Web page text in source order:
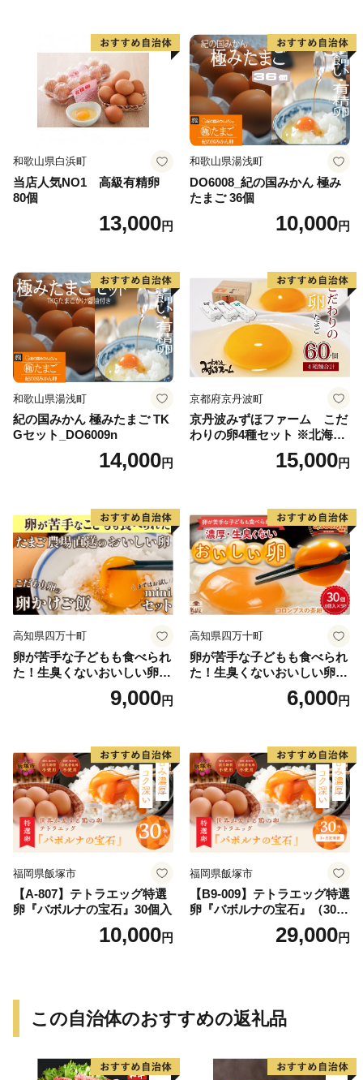
和歌山県白浜町
当店人気NO1 高級有精卵
80個
13,000円
和歌山県湯浅町
DO6008_紀の国みかん 極み
たまご 36個
10,000円
和歌山県湯浅町
紀の国みかん 極みたまご TK
Gセット_DO6009n
14,000円
京都府京丹波町
京丹波みずほファーム こだ
わりの卵4種セット ※北海
道・沖縄・その他離島は配送
15,000円
高知県四万十町
卵が苦手な子どもも食べられ
た！生臭くないおいしい卵を
味わう卵かけご飯ミニセット
(卵6個×2P、お米2合×1P、醤
9,000円
高知県四万十町
卵が苦手な子どもも食べられ
た！生臭くないおいしい卵 6
個入×5P／Gbn-A036,000円
福岡県飯塚市
【A-807】テトラエッグ特選
卵『バボルナの宝石』30個入
10,000円
福岡県飯塚市
【B9-009】テトラエッグ特選
卵『バボルナの宝石』（30
個/月）【3カ月定期便】
29,000円
この自治体のおすすめの返礼品